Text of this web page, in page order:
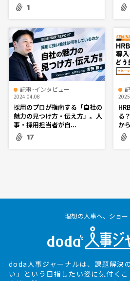
1
記事･インタビュー
2024.04.08
採用のプロが指南する「自社の
魅力の見つけ方・伝え方」。人
事・採用担当者が自...
17
る
か
理想の人事へ、ショー
doda人事ジャーナルは、課題解決
い」という目指したい姿に気付く